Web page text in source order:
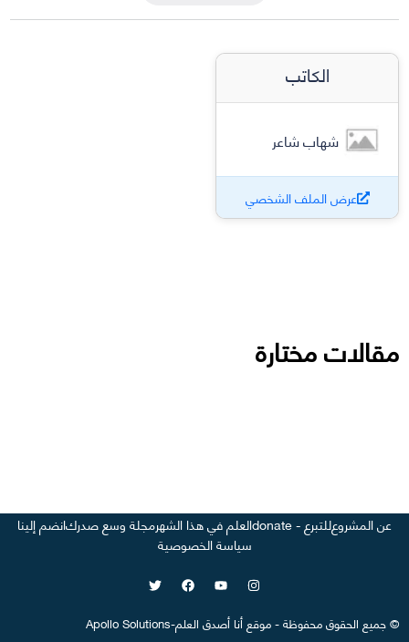
الكاتب
شهاب شاعر
عرض الملف الشخصي
مقالات مختارة
عن المشروعللتبرع - donate العلم في هذا الشهرمجلة وسع صدركانضم إلينا
سياسة الخصوصية
©جميع الحقوق محفوظة-موقع أنا أصدق العلم-
Apollo Solutions